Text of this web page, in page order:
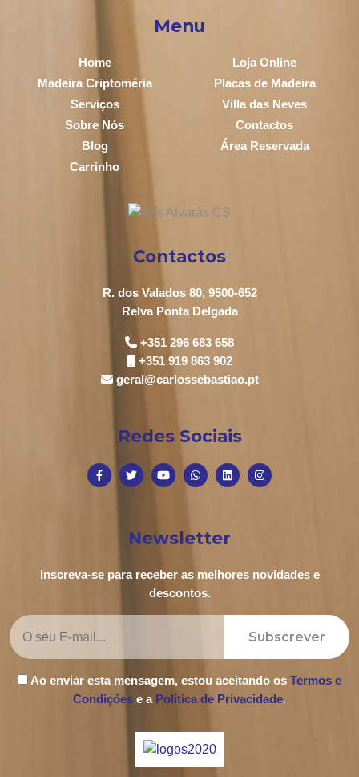
Menu
Home
Loja Online
Madeira Criptoméria
Placas de Madeira
Serviços
Villa das Neves
Sobre Nós
Contactos
Blog
Área Reservada
Carrinho
Contactos
R. dos Valados 80, 9500-652
Relva Ponta Delgada
+351 296 683 658
+351 919 863 902
geral@carlossebastiao.pt
Redes Sociais
Newsletter
Inscreva-se para receber as melhores novidades e
descontos.
Subscrever
Ao enviar esta mensagem, estou aceitando os Termos e
Condições e a Política de Privacidade.